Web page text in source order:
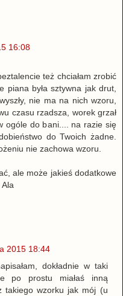
16:08
też chciałam zrobić
piana była sztywna jak drut,
nie ma na nich wzoru,
czasu rzadsza, worek grzał
ogóle do bani.... na razie się
do Twoich żadne.
nie zachowa wzoru.
ale może jakieś dodatkowe
2015 18:44
dokładnie w taki
po prostu miałaś inną
takiego wzorku jak mój (u